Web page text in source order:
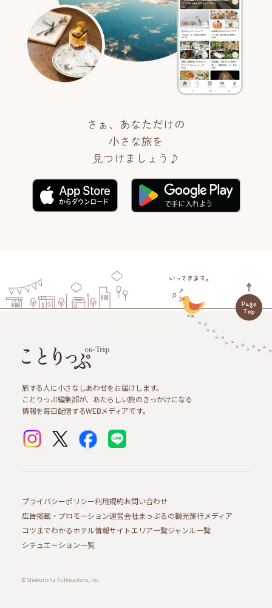
さぁ、あなただけの
小さな旅を
見つけましょう♪
旅する人に小さなしあわせをお届けします。
ことりっぷ編集部が、あたらしい旅のきっかけになる
情報を毎日配信するWEBメディアです。
プライバシーポリシー利用規約お問い合わせ
広告掲載・プロモーション運営会社まっぷるの観光旅行メディア
コツまでわかるホテル情報サイトエリア一覧ジャンル一覧
シチュエーション一覧
© Shobunsha Publications, Inc.